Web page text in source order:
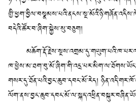
བདེའི་ཚོར་བ་ཞིག་སྐྱེས་སུ་བཅུག།
གསར་དུ་ཐོན་པའི་བྱང་ཆུབ་དབང་མོ་རེད།